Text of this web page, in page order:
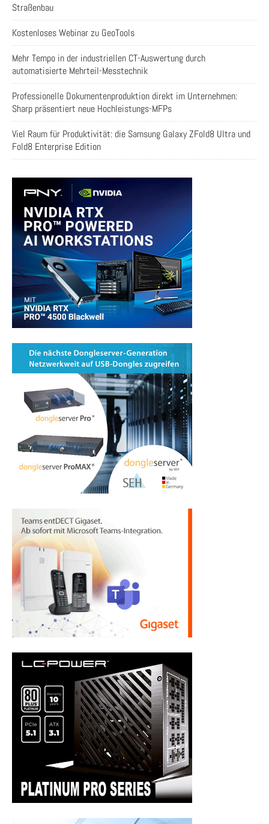
Straßenbau
Kostenloses Webinar zu GeoTools
Mehr Tempo in der industriellen CT-Auswertung durch
automatisierte Mehrteil-Messtechnik
Professionelle Dokumentenproduktion direkt im Unternehmen:
Sharp präsentiert neue Hochleistungs-MFPs
Viel Raum für Produktivität: die Samsung Galaxy ZFold8 Ultra und
Fold8 Enterprise Edition